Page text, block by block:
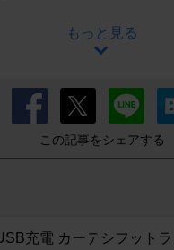
もっと見る
この記事をシェアする
充電 カーテシフット